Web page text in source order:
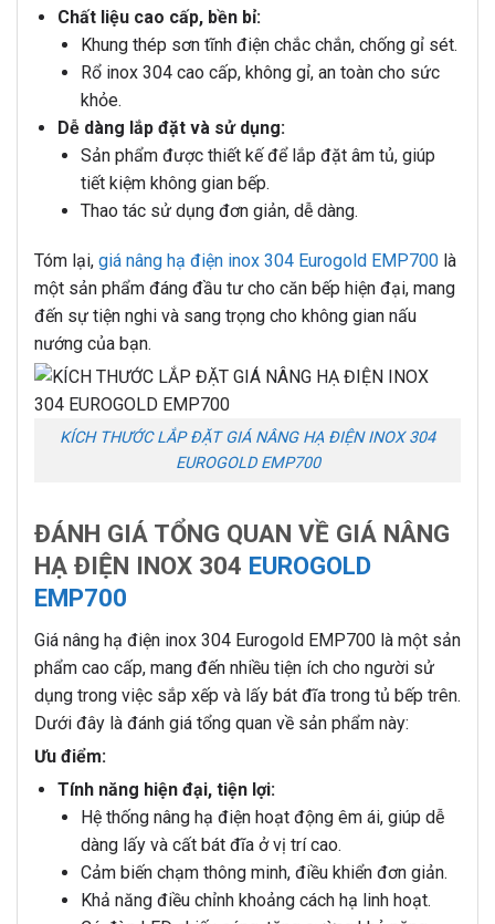
Chất liệu cao cấp, bền bỉ:
Khung thép sơn tĩnh điện chắc chắn, chống gỉ sét.
Rổ inox 304 cao cấp, không gỉ, an toàn cho sức
khỏe.
Dễ dàng lắp đặt và sử dụng:
Sản phẩm được thiết kế để lắp đặt âm tủ, giúp
tiết kiệm không gian bếp.
Thao tác sử dụng đơn giản, dễ dàng.
Tóm lại, giá nâng hạ điện inox 304 Eurogold EMP700 là
một sản phẩm đáng đầu tư cho căn bếp hiện đại, mang
đến sự tiện nghi và sang trọng cho không gian nấu
nướng của bạn.
KÍCH THƯỚC LẮP ĐẶT GIÁ NÂNG HẠ ĐIỆN INOX 304
EUROGOLD EMP700
ĐÁNH GIÁ TỔNG QUAN VỀ GIÁ NÂNG
HẠ ĐIỆN INOX 304 EUROGOLD
EMP700
Giá nâng hạ điện inox 304 Eurogold EMP700 là một sản
phẩm cao cấp, mang đến nhiều tiện ích cho người sử
dụng trong việc sắp xếp và lấy bát đĩa trong tủ bếp trên.
Dưới đây là đánh giá tổng quan về sản phẩm này:
Ưu điểm:
Tính năng hiện đại, tiện lợi:
Hệ thống nâng hạ điện hoạt động êm ái, giúp dễ
dàng lấy và cất bát đĩa ở vị trí cao.
Cảm biến chạm thông minh, điều khiển đơn giản.
Khả năng điều chỉnh khoảng cách hạ linh hoạt.